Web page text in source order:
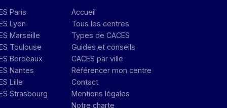
Paris
Lyon
Marseille
Toulouse
Bordeaux
Nantes
Lille
Strasbourg
Accueil
Tous les centres
Types de CACES
Guides et conseils
CACES par ville
Référencer mon centre
Contact
Mentions légales
Notre charte